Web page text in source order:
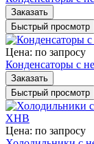
Заказать
Быстрый просмотр
Цена: по запросу
Конденсаторы с
Заказать
Быстрый просмотр
Цена: по запросу